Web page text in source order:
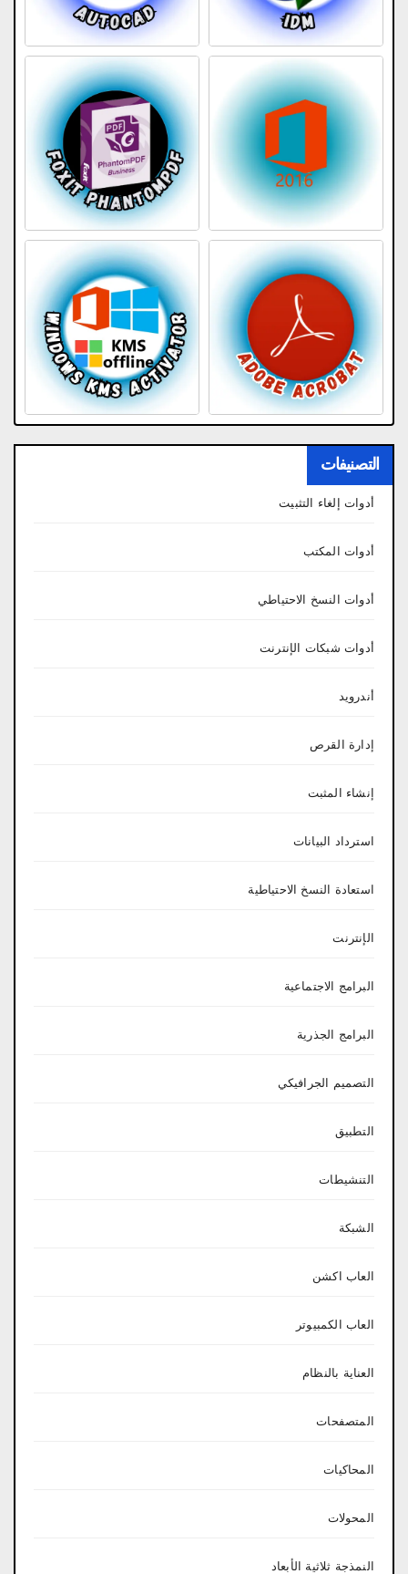
التصنيفات
أدوات إلغاء التثبيت
أدوات المكتب
أدوات النسخ الاحتياطي
أدوات شبكات الإنترنت
أندرويد
إدارة القرص
إنشاء المثبت
استرداد البيانات
استعادة النسخ الاحتياطية
الإنترنت
البرامج الاجتماعية
البرامج الجذرية
التصميم الجرافيكي
التطبيق
التنشيطات
الشبكة
العاب اكشن
العاب الكمبيوتر
العناية بالنظام
المتصفحات
المحاكيات
المحولات
النمذجة ثلاثية الأبعاد